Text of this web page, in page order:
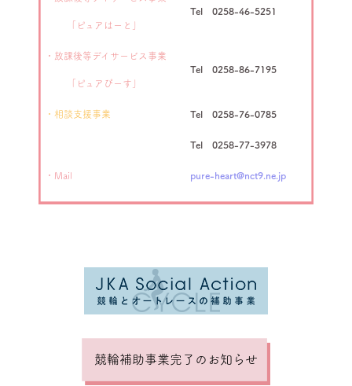
「ピュアはーと」
Tel 0258-46-5251
・放課後等デイサービス事業
「ピュアぴーす」
Tel 0258-86-7195
・相談支援事業 Tel 0258-76-0785
Tel 0258-77-3978
・Mail pure-heart@nct9.ne.jp
競輪補助事業完了のお知らせ